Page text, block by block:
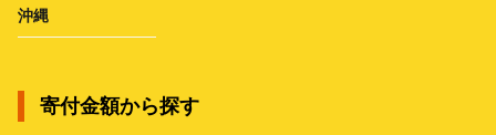
沖縄
寄付金額から探す